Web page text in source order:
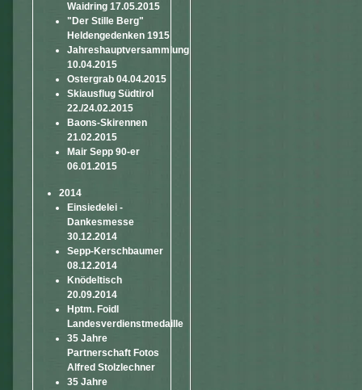
Waidring 17.05.2015
"Der Stille Berg"
Heldengedenken 1915
Jahreshauptversammlung
10.04.2015
Ostergrab 04.04.2015
Skiausflug Südtirol
22./24.02.2015
Baons-Skirennen
21.02.2015
Mair Sepp 90-er
06.01.2015
2014
Einsiedelei -
Dankesmesse
30.12.2014
Sepp-Kerschbaumer
08.12.2014
Knödeltisch
20.09.2014
Hptm. Foidl
Landesverdienstmedaille
35 Jahre
Partnerschaft Fotos
Alfred Stolzlechner
35 Jahre